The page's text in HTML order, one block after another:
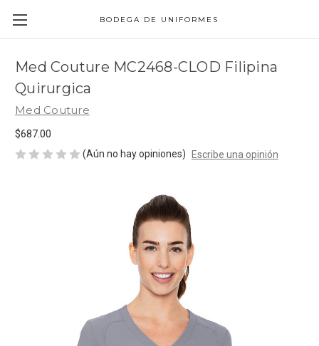
BODEGA DE UNIFORMES
Med Couture MC2468-CLOD Filipina
Quirurgica
Med Couture
$687.00
(Aún no hay opiniones) Escribe una opinión